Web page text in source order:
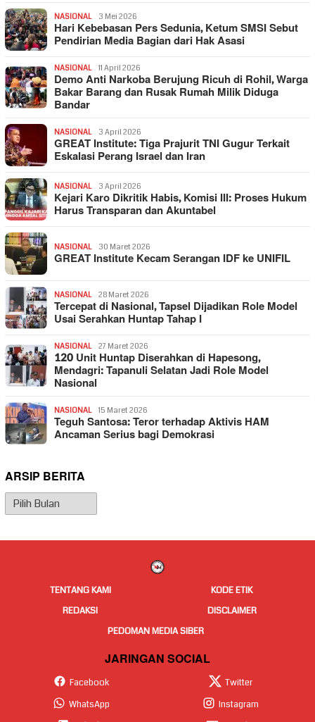
NASIONAL 3 Mei 2026
Hari Kebebasan Pers Sedunia, Ketum SMSI Sebut
Pendirian Media Bagian dari Hak Asasi
NASIONAL 11 April 2026
Demo Anti Narkoba Berujung Ricuh di Rohil, Warga
Bakar Barang dan Rusak Rumah Milik Diduga
Bandar
NASIONAL 3 April 2026
GREAT Institute: Tiga Prajurit TNI Gugur Terkait
Eskalasi Perang Israel dan Iran
NASIONAL 3 April 2026
Kejari Karo Dikritik Habis, Komisi III: Proses Hukum
Harus Transparan dan Akuntabel
NASIONAL 30 Maret 2026
GREAT Institute Kecam Serangan IDF ke UNIFIL
NASIONAL 28 Maret 2026
Tercepat di Nasional, Tapsel Dijadikan Role Model
Usai Serahkan Huntap Tahap I
NASIONAL 27 Maret 2026
120 Unit Huntap Diserahkan di Hapesong,
Mendagri: Tapanuli Selatan Jadi Role Model
Nasional
NASIONAL 15 Maret 2026
Teguh Santosa: Teror terhadap Aktivis HAM
Ancaman Serius bagi Demokrasi
ARSIP BERITA
Arsip
Berita
TENTANG KAMI
KODE ETIK
REDAKSI
DISCLAIMER
PEDOMAN MEDIA SIBER
JARINGAN SOCIAL
Facebook
Twitter
WhatsApp
Instagram